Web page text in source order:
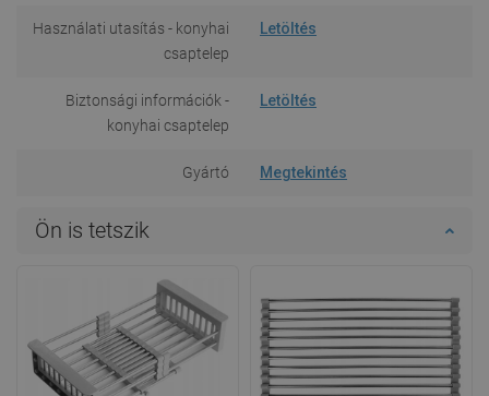
Használati utasítás - konyhai
csaptelep
Letöltés
Biztonsági információk -
konyhai csaptelep
Letöltés
Gyártó Megtekintés
Ön is tetszik